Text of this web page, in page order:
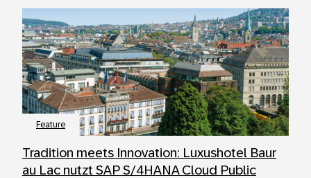
Feature
Tradition meets Innovation: Luxushotel Baur
au Lac nutzt SAP S/4HANA Cloud Public